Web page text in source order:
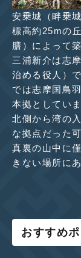
安乗城（畔乗
標高約25mの
膳）によって
三浦新介は志
治める役人）
では志摩国鳥
本拠としていま
北側から湾の
な拠点だった
真裏の山中に
きない場所に
おすすめ